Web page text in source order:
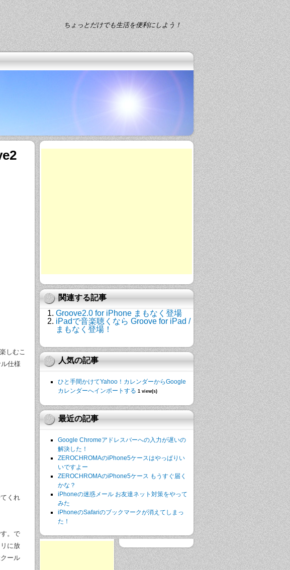
ちょっとだけでも生活を便利にしよう！
しむこ
仕様
くれ
。で
に放
ール
関連する記事
Groove2.0 for iPhone まもなく登場
iPadで音楽聴くなら Groove for iPad /
まもなく登場！
人気の記事
ひと手間かけてYahoo！カレンダーからGoogle
カレンダーへインポートする 1 view(s)
最近の記事
Google Chromeアドレスバーへの入力が遅いの
解決した！
ZEROCHROMAのiPhone5ケースはやっぱりい
いですよー
ZEROCHROMAのiPhone5ケース もうすぐ届く
かな？
iPhoneの迷惑メール お友達ネット対策をやって
みた
iPhoneのSafariのブックマークが消えてしまっ
た！